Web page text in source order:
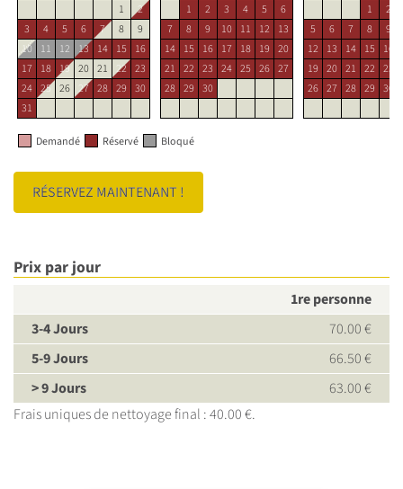
1
2
3
4 5 6 7 8
9
10 11 12 13 14 15 16
17 18 19 20 21 22 23
24 25 26 27 28 29 30
31
1 2 3 4 5
6
7
8 9 10 11 12
13
14 15 16 17 18 19 20
21 22 23 24 25 26 27
28 29 30
1
2
5
6 7 8 9
12
13 14 15 16
19 20 21 22 23
26 27 28 29 30
Demandé Réservé Bloqué
RÉSERVEZ MAINTENANT !
Prix par jour
1re personne
3-4 Jours
70.00 €
5-9 Jours
66.50 €
> 9 Jours
63.00 €
Frais uniques de nettoyage final : 40.00 €.